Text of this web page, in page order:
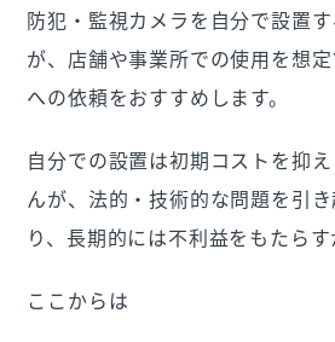
防犯・監視カメラを自分で設置
が、店舗や事業所での使用を想
への依頼をおすすめします。
自分での設置は初期コストを抑
んが、法的・技術的な問題を引
り、長期的には不利益をもたらす
ここからは